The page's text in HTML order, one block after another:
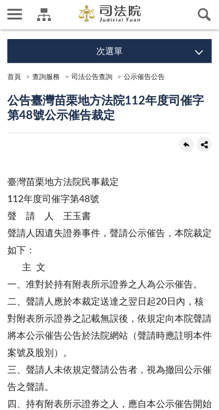
次選單
首頁 查詢服務 司法公告查詢 公示催告公告
公告臺灣苗栗地方法院112年度司催字
第48號公示催告裁定
臺灣苗栗地方法院民事裁定
112年度司催字第48號
聲 請 人 王玉書
聲請人因遺失證券事件，聲請公示催告，本院裁定
如下：
主 文
一、准對於持有附表所示證券之人為公示催告。
二、聲請人應於本裁定送達之翌日起20日內，核
對附表所示證券之記載無誤後，依規定向本院聲請
將本公示催告公告於法院網站（聲請時應註明本件
案號及股別）。
三、聲請人未依規定聲請公告者，視為撤回公示催
告之聲請。
四、持有附表所示證券之人，應自本公示催告開始